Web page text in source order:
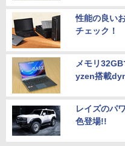
性能の良い
チェック！
メモリ
yzen搭載
レイズのパ
色登場!!